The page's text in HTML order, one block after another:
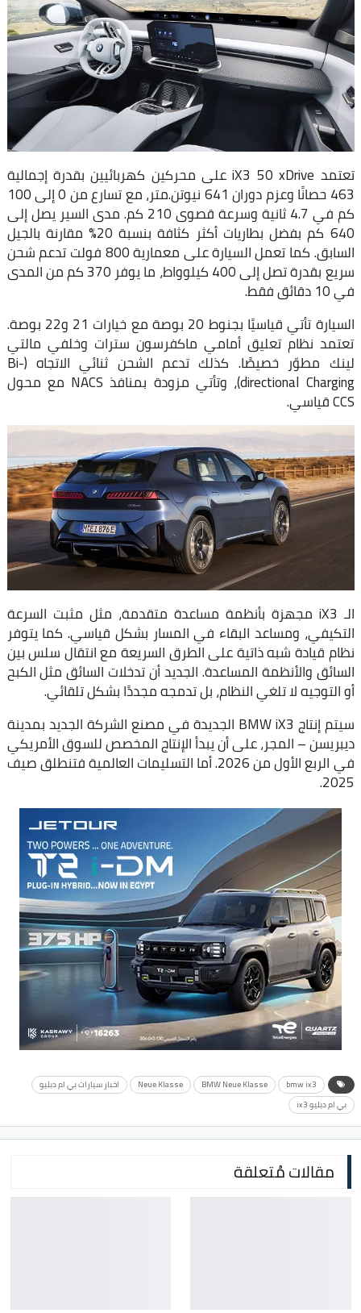
تعتمد iX3 50 xDrive على محركين كهربائيين بقدرة إجمالية
463 حصانًا وعزم دوران 641 نيوتن.متر، مع تسارع من 0 إلى 100
كم في 4.7 ثانية وسرعة قصوى 210 كم. مدى السير يصل إلى
640 كم بفضل بطاريات أكثر كثافة بنسبة 20% مقارنة بالجيل
السابق. كما تعمل السيارة على معمارية 800 فولت تدعم شحن
سريع بقدرة تصل إلى 400 كيلوواط، ما يوفر 370 كم من المدى
في 10 دقائق فقط.
السيارة تأتي قياسيًا بجنوط 20 بوصة مع خيارات 21 و22 بوصة.
تعتمد نظام تعليق أمامي ماكفرسون سترات وخلفي مالتي
لينك مطوّر خصيصًا. كذلك تدعم الشحن ثنائي الاتجاه (Bi-
directional Charging)، وتأتي مزودة بمنافذ NACS مع محول
CCS قياسي.
الـ iX3 مجهزة بأنظمة مساعدة متقدمة، مثل مثبت السرعة
التكيفي، ومساعد البقاء في المسار بشكل قياسي. كما يتوفر
نظام قيادة شبه ذاتية على الطرق السريعة مع انتقال سلس بين
السائق والأنظمة المساعدة. الجديد أن تدخلات السائق مثل الكبح
أو التوجيه لا تلغي النظام، بل تدمجه مجددًا بشكل تلقائي.
سيتم إنتاج BMW iX3 الجديدة في مصنع الشركة الجديد بمدينة
ديبريسن – المجر، على أن يبدأ الإنتاج المخصص للسوق الأمريكي
في الربع الأول من 2026. أما التسليمات العالمية فتنطلق صيف
2025.
bmw ix3
BMW Neue Klasse
Neue Klasse
اخبار سيارات بي ام دبليو
بي ام دبليو ix3
مقالات مُتعلقة